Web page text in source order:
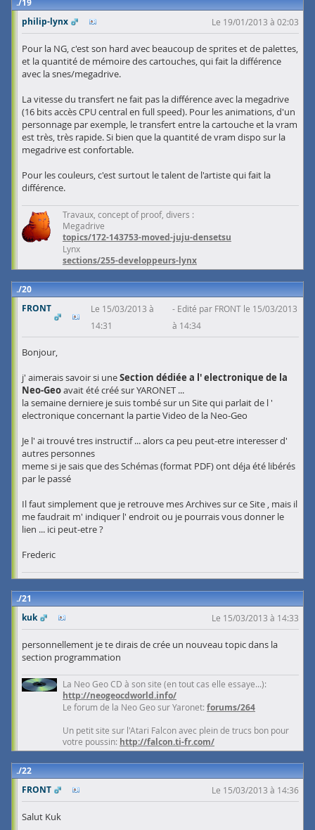
19
philip-lynx
Le 19/01/2013 à 02:03
Pour la NG, c'est son hard avec beaucoup de sprites et de palettes,
et la quantité de mémoire des cartouches, qui fait la différence
avec la snes/megadrive.
La vitesse du transfert ne fait pas la différence avec la megadrive
(16 bits accès CPU central en full speed). Pour les animations, d'un
personnage par exemple, le transfert entre la cartouche et la vram
est très, très rapide. Si bien que la quantité de vram dispo sur la
megadrive est confortable.
Pour les couleurs, c'est surtout le talent de l'artiste qui fait la
différence.
Travaux, concept of proof, divers :
Megadrive
topics/172-143753-moved-juju-densetsu
Lynx
sections/255-developpeurs-lynx
20
FRONT
Le 15/03/2013 à
14:31
Edité par FRONT le 15/03/2013
à 14:34
Bonjour,
j' aimerais savoir si uneSection dédiée a l' electronique de la
Neo-Geoavait été créé sur YARONET ...
la semaine derniere je suis tombé sur un Site qui parlait de l '
electronique concernant la partie Video de la Neo-Geo
Je l' ai trouvé tres instructif ... alors ca peu peut-etre interesser d'
autres personnes
meme si je sais que des Schémas (format PDF) ont déja été libérés
par le passé
Il faut simplement que je retrouve mes Archives sur ce Site , mais il
me faudrait m' indiquer l' endroit ou je pourrais vous donner le
lien ... ici peut-etre ?
Frederic
21
kuk
Le 15/03/2013 à 14:33
personnellement je te dirais de crée un nouveau topic dans la
section programmation
La Neo Geo CD à son site (en tout cas elle essaye...):
http://neogeocdworld.info/
Le forum de la Neo Geo sur Yaronet: forums/264
Un petit site sur l'Atari Falcon avec plein de trucs bon pour
votre poussin: http://falcon.ti-fr.com/
22
FRONT
Le 15/03/2013 à 14:36
Salut Kuk